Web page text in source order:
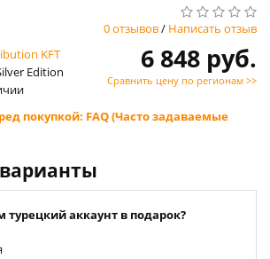
0 отзывов/ Написать отзыв
KFT
Edition
6 848 руб.
Сравнить цену по регионам >>
покупкой: FAQ (Часто задаваемые
турецкий аккаунт в подарок?